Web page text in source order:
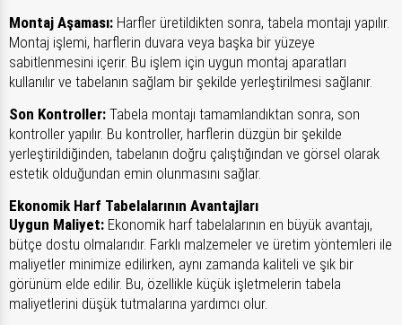
Montaj Aşaması: Harfler üretildikten sonra, tabela montajı yapılır.
Montaj işlemi, harflerin duvara veya başka bir yüzeye
sabitlenmesini içerir. Bu işlem için uygun montaj aparatları
kullanılır ve tabelanın sağlam bir şekilde yerleştirilmesi sağlanır.
Son Kontroller: Tabela montajı tamamlandıktan sonra, son
kontroller yapılır. Bu kontroller, harflerin düzgün bir şekilde
yerleştirildiğinden, tabelanın doğru çalıştığından ve görsel olarak
estetik olduğundan emin olunmasını sağlar.
Ekonomik Harf Tabelalarının Avantajları
Uygun Maliyet: Ekonomik harf tabelalarının en büyük avantajı,
bütçe dostu olmalarıdır. Farklı malzemeler ve üretim yöntemleri ile
maliyetler minimize edilirken, aynı zamanda kaliteli ve şık bir
görünüm elde edilir. Bu, özellikle küçük işletmelerin tabela
maliyetlerini düşük tutmalarına yardımcı olur.